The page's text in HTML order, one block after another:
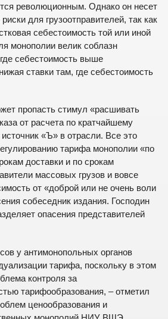
революционным. Однако он несет
для грузоотправителей, так как
себестоимость той или иной
монополии велик соблазн
себестоимость выше
ставки там, где себестоимость
пропасть стимул «расшивать
от расчета по кратчайшему
«Ъ» в отрасли. Все это
тарифа монополии «по
доставки и по срокам
массовых грузов и вовсе
от «доброй или не очень воли
собеседник издания. Господин
опасения представителей
у антимонопольных органов
тарифа, поскольку в этом
контроля за
тарифообразования, – отметил
ценообразования и